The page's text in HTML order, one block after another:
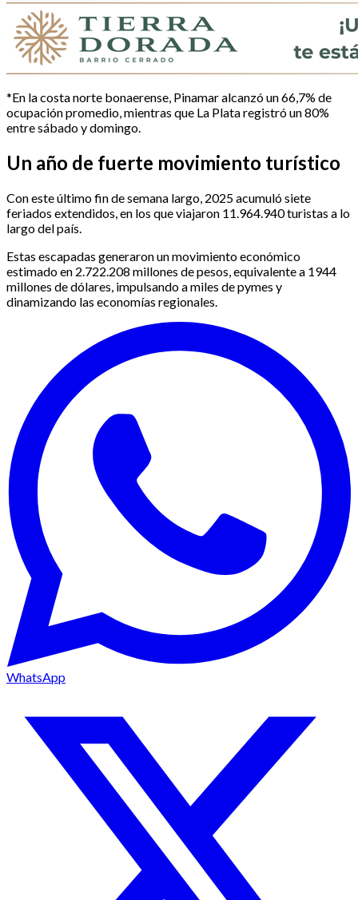
*En la costa norte bonaerense, Pinamar alcanzó un 66,7% de
ocupación promedio, mientras que La Plata registró un 80%
entre sábado y domingo.
Un año de fuerte movimiento turístico
Con este último fin de semana largo, 2025 acumuló siete
feriados extendidos, en los que viajaron 11.964.940 turistas a lo
largo del país.
Estas escapadas generaron un movimiento económico
estimado en 2.722.208 millones de pesos, equivalente a 1944
millones de dólares, impulsando a miles de pymes y
dinamizando las economías regionales.
WhatsApp